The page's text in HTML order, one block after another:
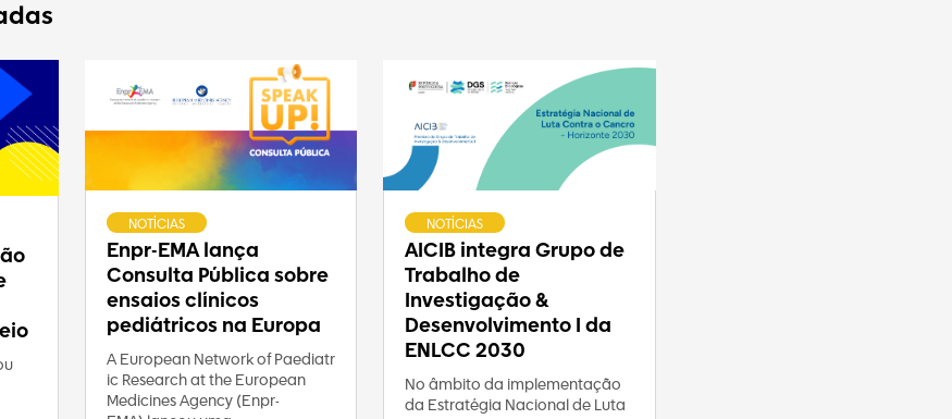
Enpr-EMA lança
Consulta Pública sobre
ensaios clínicos
pediátricos na Europa
NOTÍCIAS
A European Network of Paediatr
ic Research at the European
Medicines Agency (Enpr-
AICIB integra Grupo de
Trabalho de
Investigação &
Desenvolvimento I da
ENLCC 2030
NOTÍCIAS
No âmbito da implementação
da Estratégia Nacional de Luta